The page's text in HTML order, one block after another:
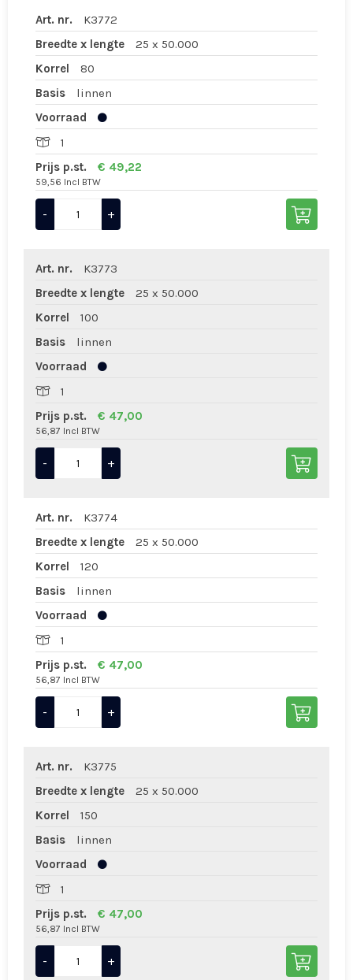
Art. nr.
K3772
Breedte x lengte
25 x 50.000
Korrel
80
Basis
linnen
Voorraad
1
Prijs p.st.
€ 49,22
59,56 Incl BTW
- +
Art. nr.
K3773
Breedte x lengte
25 x 50.000
Korrel
100
Basis
linnen
Voorraad
1
Prijs p.st.
€ 47,00
56,87 Incl BTW
- +
Art. nr.
K3774
Breedte x lengte
25 x 50.000
Korrel
120
Basis
linnen
Voorraad
1
Prijs p.st.
€ 47,00
56,87 Incl BTW
- +
Art. nr.
K3775
Breedte x lengte
25 x 50.000
Korrel
150
Basis
linnen
Voorraad
1
Prijs p.st.
€ 47,00
56,87 Incl BTW
- +